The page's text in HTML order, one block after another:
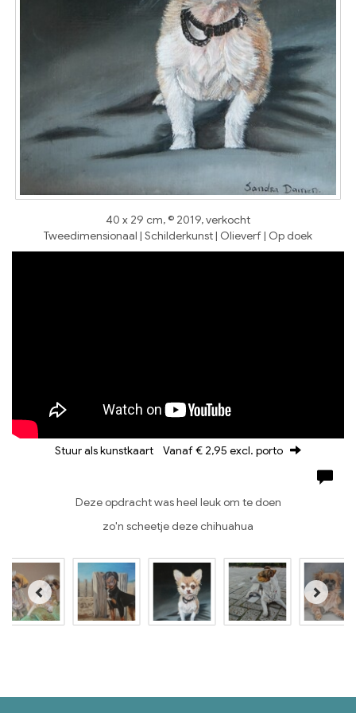
40 x 29 cm, © 2019, verkocht
Tweedimensionaal | Schilderkunst | Olieverf | Op doek
Stuur als kunstkaart Vanaf € 2,95 excl. porto
Deze opdracht was heel leuk om te doen
zo'n scheetje deze chihuahua